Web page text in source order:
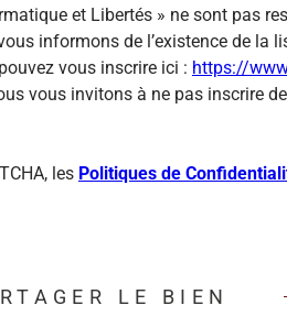
et Libertés » ne sont pas
informons de l’existence de la
vous inscrire ici : https://
vous invitons à ne pas inscrire
les Politiques de
LE BIEN